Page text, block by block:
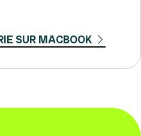
SUR MACBOOK